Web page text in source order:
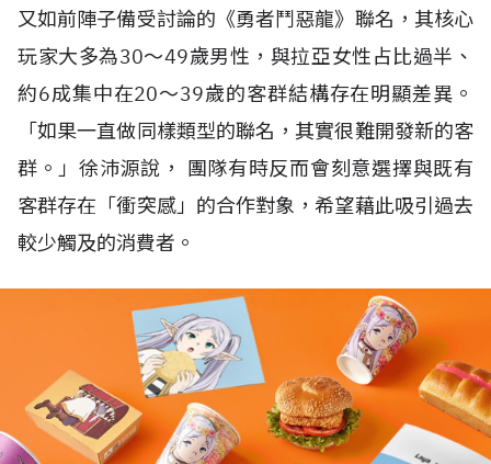
又如前陣子備受討論的《勇者鬥惡龍》聯名，其核心
玩家大多為30～49歲男性，與拉亞女性占比過半、
約6成集中在20～39歲的客群結構存在明顯差異。
「如果一直做同樣類型的聯名，其實很難開發新的客
群。」徐沛源說， 團隊有時反而會刻意選擇與既有
客群存在「衝突感」的合作對象，希望藉此吸引過去
較少觸及的消費者。